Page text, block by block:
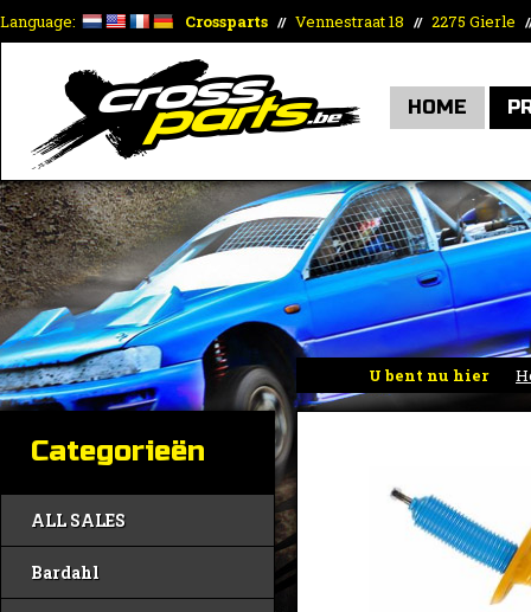
Language: Crossparts // Vennestraat 18 // 2275 Gierle
HOME
U bent nu hier
Categorieën
ALL SALES
Bardahl